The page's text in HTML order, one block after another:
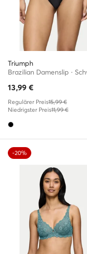
Triumph
Brazilian Damenslip ·
13,99 €
Regulärer Preis15,99 €
Niedrigster Preis11,99 €
-20%